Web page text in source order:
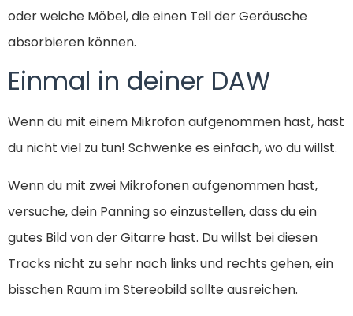
oder weiche Möbel, die einen Teil der Geräusche
absorbieren können.
Einmal in deiner DAW
Wenn du mit einem Mikrofon aufgenommen hast, hast
du nicht viel zu tun! Schwenke es einfach, wo du willst.
Wenn du mit zwei Mikrofonen aufgenommen hast,
versuche, dein Panning so einzustellen, dass du ein
gutes Bild von der Gitarre hast. Du willst bei diesen
Tracks nicht zu sehr nach links und rechts gehen, ein
bisschen Raum im Stereobild sollte ausreichen.